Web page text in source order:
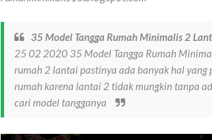
35 Model Tangga Rumah Minimalis 2
25 02 2020 35 Model Tangga Rumah
rumah 2 lantai pastinya ada banyak hal yang
rumah karena lantai 2 tidak mungkin tanpa
cari model tangganya